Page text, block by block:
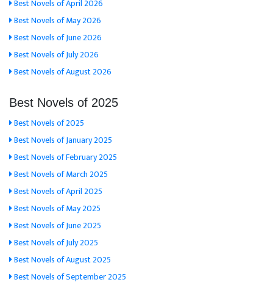
Best Novels of April 2026
Best Novels of May 2026
Best Novels of June 2026
Best Novels of July 2026
Best Novels of August 2026
Best Novels of 2025
Best Novels of 2025
Best Novels of January 2025
Best Novels of February 2025
Best Novels of March 2025
Best Novels of April 2025
Best Novels of May 2025
Best Novels of June 2025
Best Novels of July 2025
Best Novels of August 2025
Best Novels of September 2025